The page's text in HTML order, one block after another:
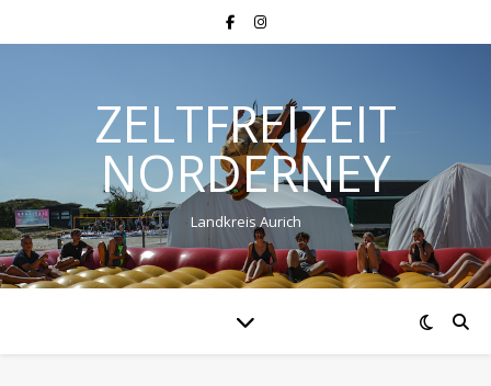
ZELTFREIZEIT
NORDERNEY
Landkreis Aurich